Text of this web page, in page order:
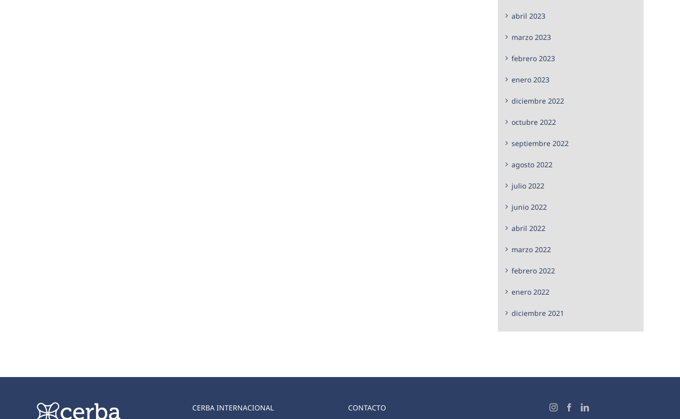
abril 2023
marzo 2023
febrero 2023
enero 2023
diciembre 2022
octubre 2022
septiembre 2022
agosto 2022
julio 2022
junio 2022
abril 2022
marzo 2022
febrero 2022
enero 2022
diciembre 2021
CERBA INTERNACIONAL CONTACTO